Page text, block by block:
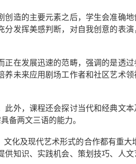
造的主要元素之后，学生会准确
发挥美感判断，对自我创意的表
在发展迅速的范畴，强调的是透
未来应用剧场工作者和社区艺术
外，课程还会探讨当代和经典文
备两文三语的能力。
化及现代艺术形式的合作都有重大
知识、实践机会、策划技巧、人